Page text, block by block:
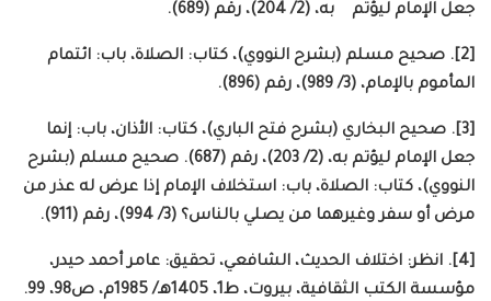
جعل الإمام ليؤتم به، (2/ 204)، رقم (689).
[2]. صحيح مسلم (بشرح النووي)، كتاب: الصلاة، باب: ائتمام
المأموم بالإمام، (3/ 989)، رقم (896).
[3]. صحيح البخاري (بشرح فتح الباري)، كتاب: الأذان، باب: إنما
جعل الإمام ليؤتم به، (2/ 203)، رقم (687). صحيح مسلم (بشرح
النووي)، كتاب: الصلاة، باب: استخلاف الإمام إذا عرض له عذر من
مرض أو سفر وغيرهما من يصلي بالناس؟ (3/ 994)، رقم (911).
[4]. انظر: اختلاف الحديث، الشافعي، تحقيق: عامر أحمد حيدر،
مؤسسة الكتب الثقافية، بيروت، ط1، 1405هـ/ 1985م، ص98، 99.